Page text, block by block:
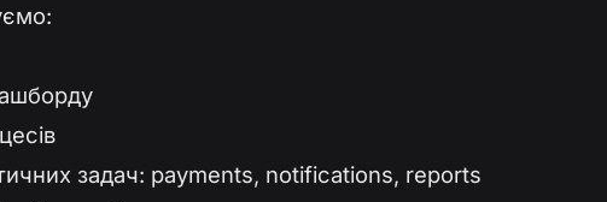
задач: payments, notifications, reports